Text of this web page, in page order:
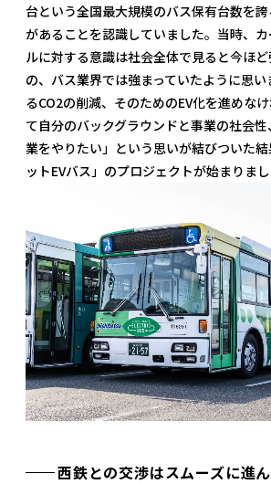
台という全国最大規模のバス保有台数を誇
があることを認識していました。当時、
ルに対する意識は社会全体で見ると今ほ
の、バス業界では強まっていたように思
るCO2の削減、そのためのEV化を進めな
て自分のバックグラウンドと事業の社会
業をやりたい」という思いが結びついた
ットEVバス」のプロジェクトが始まりまし
西鉄との交渉はスムーズに進